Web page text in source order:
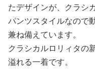
たデザインが、クラシ
パンツスタイルなので
兼ね備えています。
クラシカルロリィタの
溢れる一着です。